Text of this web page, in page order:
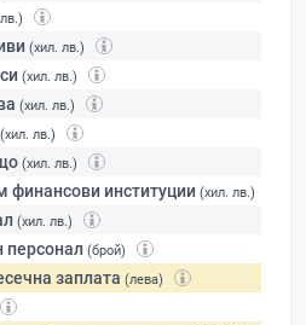
(хил. лв.)
(хил. лв.)
(хил. лв.)
(хил. лв.)
(хил. лв.)
институции (хил. лв.)
(хил. лв.)
персонал (брой)
заплата (лева)